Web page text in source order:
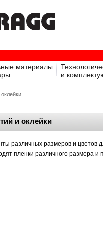
материалы
и
и оклейки
различных размеров и цветов
пленки различного размера и